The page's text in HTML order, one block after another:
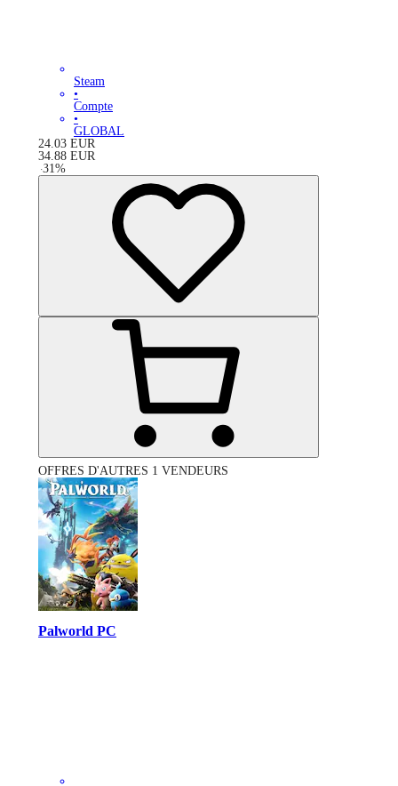
Steam
•
Compte
•
GLOBAL
24.03 EUR
34.88 EUR
-31%
OFFRES D'AUTRES 1 VENDEURS
Palworld PC